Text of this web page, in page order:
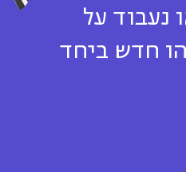
נעבוד על
חדש ביחד